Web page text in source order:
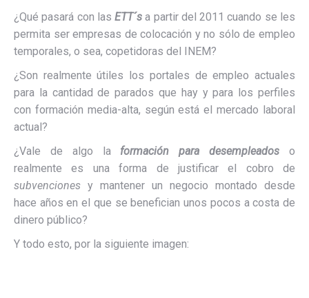
¿Qué pasará con lasETT´s a partir del 2011 cuando se les
permita ser empresas de colocación y no sólo de empleo
temporales, o sea, copetidoras del INEM?
¿Son realmente útiles los portales de empleo actuales
para la cantidad de parados que hay y para los perfiles
con formación media-alta, según está el mercado laboral
actual?
¿Vale de algo la formación para desempleados o
realmente es una forma de justificar el cobro de
subvenciones y mantener un negocio montado desde
hace años en el que se benefician unos pocos a costa de
dinero público?
Y todo esto, por la siguiente imagen: